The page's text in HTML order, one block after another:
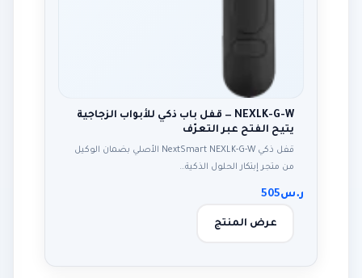
NEXLK-G-W — قفل باب ذكي للأبواب الزجاجية
يتيح الفتح عبر التعرّف
قفل ذكي NextSmart NEXLK-G-W الأصلي بضمان الوكيل
من متجر إبتكار الحلول الذكية…
ر.س505
عرض المنتج